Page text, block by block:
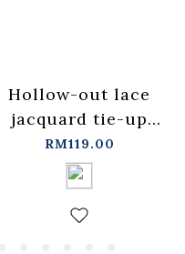
Hollow-out lace
jacquard tie-up
sheer shirt -
black【01025766】
in stock+pre-order
RM119.00